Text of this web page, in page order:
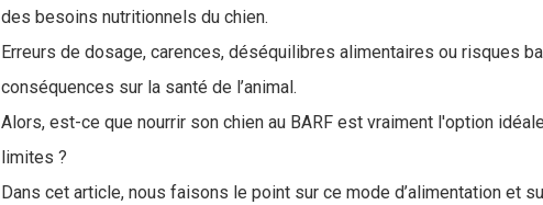
des besoins nutritionnels du chien.
Erreurs de dosage, carences, déséquilibres alimentaires ou risques
conséquences sur la santé de l’animal.
Alors, est-ce que nourrir son chien au BARF est vraiment l'option
limites ?
Dans cet article, nous faisons le point sur ce mode d’alimentation et